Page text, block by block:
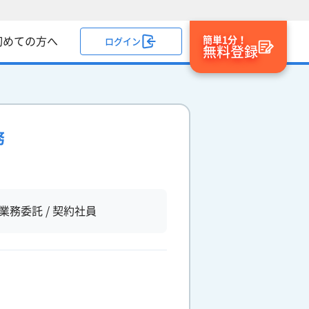
めての方へ ログイン 簡単1分！
無料登録
務委託 / 契約社員